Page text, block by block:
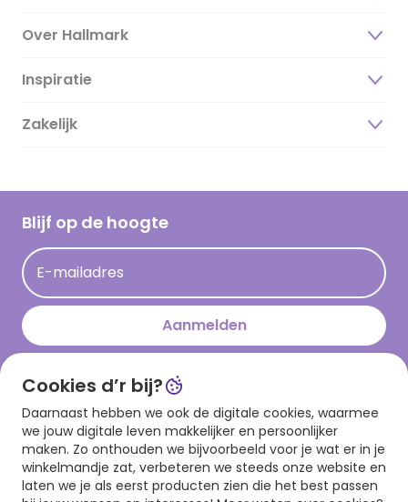
Over Hallmark
Over ons
Duurzaamheid
Hallmark Kaartclub
Acties
Persberichten
Inspiratie
Magazine
Cadeau inspiratie
Op kamp gedichten en versjes
Leuke en grappige op kamp teksten
kamppost inspiratie
Zakelijk
Blijf op de hoogte
E-mailadres
Aanmelden
Download onze app
Cookies d’r bij?
Daarnaast hebben we ook de digitale cookies, waarmee
we jouw digitale leven makkelijker en persoonlijker
maken. Zo onthouden we bijvoorbeeld voor je wat er in je
winkelmandje zat, verbeteren we steeds onze website en
laten we je als eerst producten zien die het best passen